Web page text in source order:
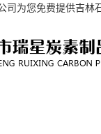
司为您免费提供吉林